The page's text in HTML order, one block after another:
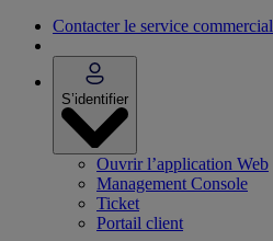
Contacter le service commercial
S’identifier
Ouvrir l’application Web
Management Console
Ticket
Portail client